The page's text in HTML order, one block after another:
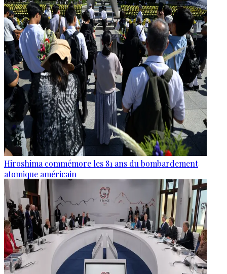
Hiroshima commémore les 81 ans du bombardement
atomique américain